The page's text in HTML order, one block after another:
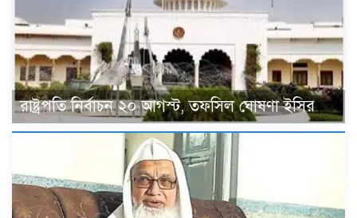
রাষ্ট্রপতি নির্বাচন ২০ আগস্ট, তফসিল ঘোষণা ইসির